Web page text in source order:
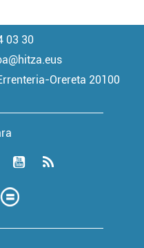
03 30
Orereta 20100